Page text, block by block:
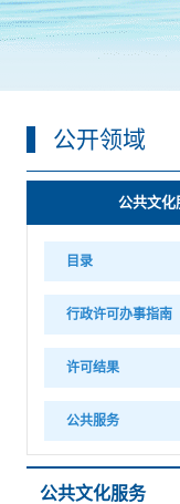
公开领域
公共文化
目录
行政许可办事指南
许可结果
公共服务
公共文化服务